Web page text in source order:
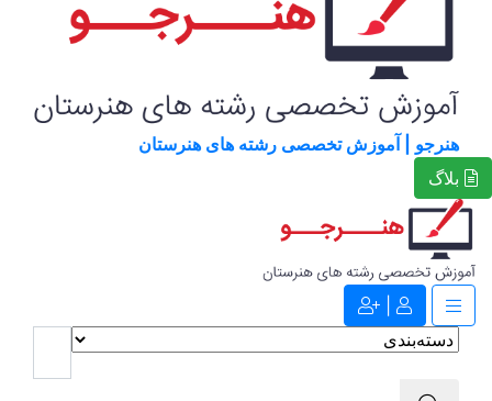
هنرجو | آموزش تخصصی رشته های هنرستان
بلاگ
|